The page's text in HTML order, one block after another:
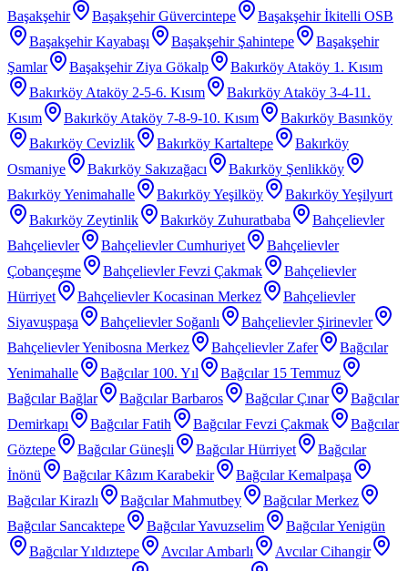
Başakşehir
Başakşehir Güvercintepe
Başakşehir İkitelli OSB
Başakşehir Kayabaşı
Başakşehir Şahintepe
Başakşehir
Şamlar
Başakşehir Ziya Gökalp
Bakırköy Ataköy 1. Kısım
Bakırköy Ataköy 2-5-6. Kısım
Bakırköy Ataköy 3-4-11.
Kısım
Bakırköy Ataköy 7-8-9-10. Kısım
Bakırköy Basınköy
Bakırköy Cevizlik
Bakırköy Kartaltepe
Bakırköy
Osmaniye
Bakırköy Sakızağacı
Bakırköy Şenlikköy
Bakırköy Yenimahalle
Bakırköy Yeşilköy
Bakırköy Yeşilyurt
Bakırköy Zeytinlik
Bakırköy Zuhuratbaba
Bahçelievler
Bahçelievler
Bahçelievler Cumhuriyet
Bahçelievler
Çobançeşme
Bahçelievler Fevzi Çakmak
Bahçelievler
Hürriyet
Bahçelievler Kocasinan Merkez
Bahçelievler
Siyavuşpaşa
Bahçelievler Soğanlı
Bahçelievler Şirinevler
Bahçelievler Yenibosna Merkez
Bahçelievler Zafer
Bağcılar
Yenimahalle
Bağcılar 100. Yıl
Bağcılar 15 Temmuz
Bağcılar Bağlar
Bağcılar Barbaros Bağcılar Çınar
Bağcılar
Demirkapı
Bağcılar Fatih Bağcılar Fevzi Çakmak
Bağcılar
Göztepe
Bağcılar Güneşli Bağcılar Hürriyet
Bağcılar
İnönü
Bağcılar Kâzım Karabekir
Bağcılar Kemalpaşa
Bağcılar Kirazlı
Bağcılar Mahmutbey
Bağcılar Merkez
Bağcılar Sancaktepe
Bağcılar Yavuzselim
Bağcılar Yenigün
Bağcılar Yıldıztepe
Avcılar Ambarlı
Avcılar Cihangir